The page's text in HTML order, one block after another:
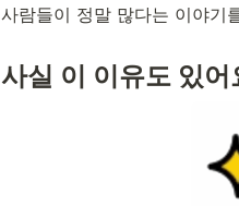
사람들이 정말 많다는 이야기
사실 이 이유도 있어